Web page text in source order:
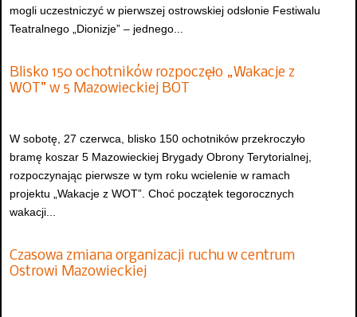
mogli uczestniczyć w pierwszej ostrowskiej odsłonie Festiwalu
Teatralnego „Dionizje” – jednego...
Blisko 150 ochotników rozpoczęło „Wakacje z
WOT” w 5 Mazowieckiej BOT
W sobotę, 27 czerwca, blisko 150 ochotników przekroczyło
bramę koszar 5 Mazowieckiej Brygady Obrony Terytorialnej,
rozpoczynając pierwsze w tym roku wcielenie w ramach
projektu „Wakacje z WOT”. Choć początek tegorocznych
wakacji...
Czasowa zmiana organizacji ruchu w centrum
Ostrowi Mazowieckiej